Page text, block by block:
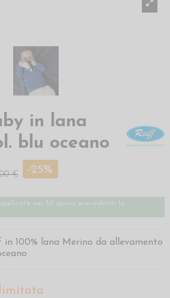
in lana
blu oceano
€ -25%
nei 30 giorni precedenti la
in 100% lana Merino da allevamento